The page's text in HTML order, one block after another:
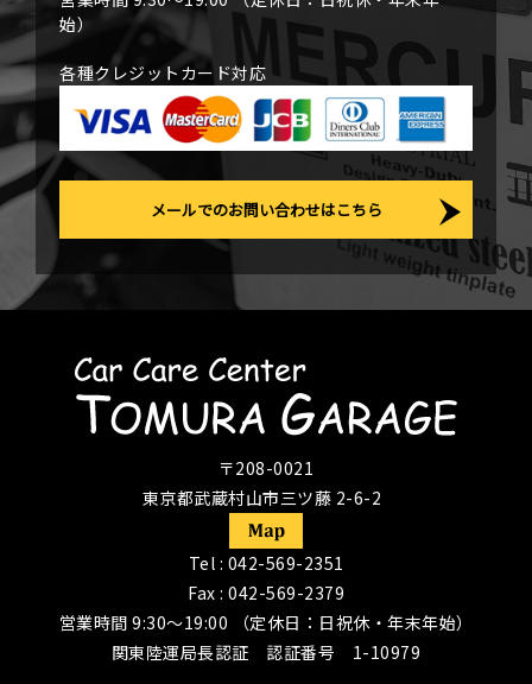
始）
各種クレジットカード対応
メールでのお問い合わせはこちら
〒208-0021
東京都武蔵村山市三ツ藤 2-6-2
Tel : 042-569-2351
Fax : 042-569-2379
営業時間 9:30〜19:00 （定休日：日祝休・年末年始）
関東陸運局長認証 認証番号 1-10979